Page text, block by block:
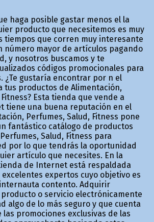
haga posible gastar menos el la
producto que necesitemos es muy
tiempos que corren muy interesante
número mayor de artículos pagando
y nosotros buscamos y te
códigos promocionales para
¿Te gustaría encontrar por fin el
tus productos de Alimentación,
Esta tienda que vende a
tiene una buena reputación en el
Perfumes, Salud, Fitness pone
fantástico catálogo de productos
Salud, Fitness para
por lo que tendrás la oportunidad
artículo que necesites. En la
de Internet está respaldada
expertos cuyo objetivo es
contento. Adquirir
o servicio electrónicamente
algo de lo más seguro y que cuenta
las promociones exclusivas de las